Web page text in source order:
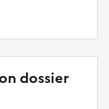
dossier